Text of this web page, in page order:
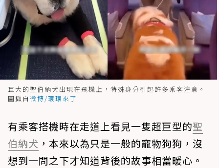
巨大的聖伯納犬出現在飛機上，特殊身分引起許多乘客注意。
圖擷自 微博/環環來了
有乘客搭機時在走道上看見一隻超巨型的聖
伯納犬 ，本來以為只是一般的寵物狗狗，沒
想到一問之下才知道背後的故事相當暖心。